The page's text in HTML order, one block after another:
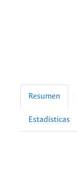
Resumen
Estadísticas